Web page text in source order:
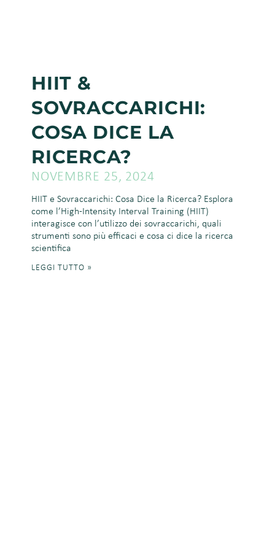
HIIT &
SOVRACCARICHI:
COSA DICE LA
RICERCA?
NOVEMBRE 25, 2024
HIIT e Sovraccarichi: Cosa Dice la Ricerca? Esplora
come l’High-Intensity Interval Training (HIIT)
interagisce con l’utilizzo dei sovraccarichi, quali
strumenti sono più efficaci e cosa ci dice la ricerca
scientifica
LEGGI TUTTO »